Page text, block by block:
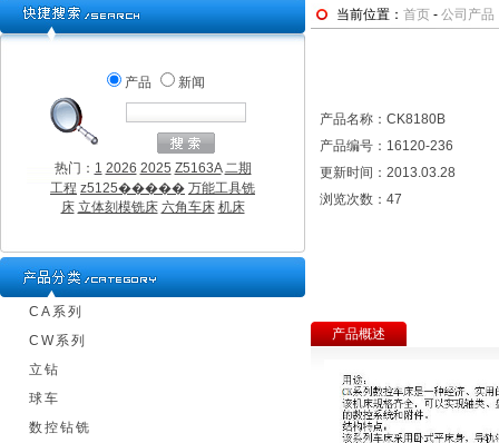
产品 新闻
热门： 1 2026 2025 Z5163A 二期
工程 z5125����� 万能工具铣
床 立体刻模铣床 六角车床 机床
CA系列
CW系列
立钻
球车
数控钻铣
当前位置： 首页 - 公司产品
产品名称：CK8180B
产品编号：16120-236
更新时间：2013.03.28
浏览次数： 47
产品概述